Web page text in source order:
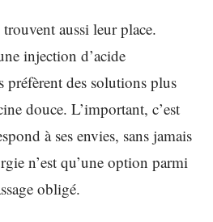
trouvent aussi leur place.
injection d’acide
préfèrent des solutions plus
douce. L’important, c’est
à ses envies, sans jamais
n’est qu’une option parmi
obligé.